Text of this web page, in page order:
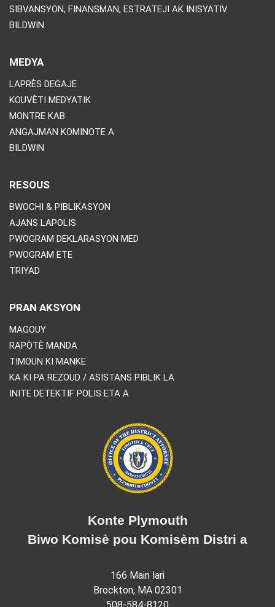
SIBVANSYON, FINANSMAN, ESTRATEJI AK INISYATIV
BILDWIN
MEDYA
LAPRÈS DEGAJE
KOUVÈTI MEDYATIK
MONTRE KAB
ANGAJMAN KOMINOTE A
BILDWIN
RESOUS
BWOCHI & PIBLIKASYON
AJANS LAPOLIS
PWOGRAM DEKLARASYON MED
PWOGRAM ETE
TRIYAD
PRAN AKSYON
MAGOUY
RAPÒTÈ MANDA
TIMOUN KI MANKE
KA KI PA REZOUD / ASISTANS PIBLIK LA
INITE DETEKTIF POLIS ETA A
Konte Plymouth
Biwo Komisè pou Komisèm Distri a
166 Main lari
Brockton, MA 02301